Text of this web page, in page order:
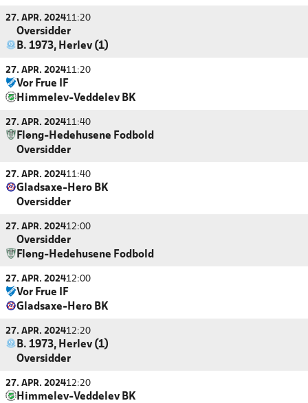
27. APR. 202411:20
Oversidder
B. 1973, Herlev (1)
27. APR. 202411:20
Vor Frue IF
Himmelev-Veddelev BK
27. APR. 202411:40
Fløng-Hedehusene Fodbold
Oversidder
27. APR. 202411:40
Gladsaxe-Hero BK
Oversidder
27. APR. 202412:00
Oversidder
Fløng-Hedehusene Fodbold
27. APR. 202412:00
Vor Frue IF
Gladsaxe-Hero BK
27. APR. 202412:20
B. 1973, Herlev (1)
Oversidder
27. APR. 202412:20
Himmelev-Veddelev BK